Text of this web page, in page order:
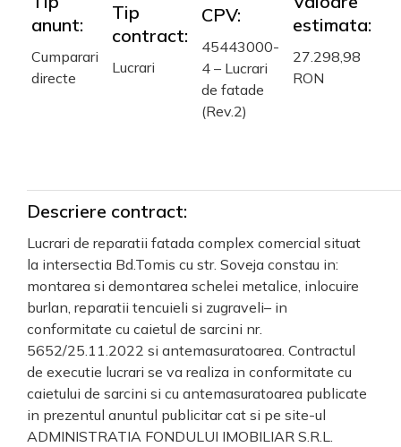
anunt:
Cumparari
directe
Tip
contract:
Lucrari
CPV:
45443000-
4 – Lucrari
de fatade
(Rev.2)
estimata:
27.298,98
RON
Descriere contract:
Lucrari de reparatii fatada complex comercial situat
la intersectia Bd.Tomis cu str. Soveja constau in:
montarea si demontarea schelei metalice, inlocuire
burlan, reparatii tencuieli si zugraveli– in
conformitate cu caietul de sarcini nr.
5652/25.11.2022 si antemasuratoarea. Contractul
de executie lucrari se va realiza in conformitate cu
caietului de sarcini si cu antemasuratoarea publicate
in prezentul anuntul publicitar cat si pe site-ul
ADMINISTRATIA FONDULUI IMOBILIAR S.R.L.